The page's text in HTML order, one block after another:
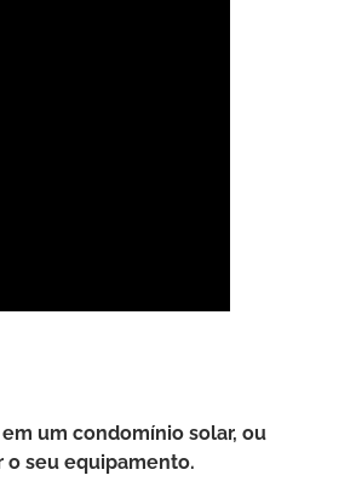
um condomínio solar, ou
o seu equipamento.